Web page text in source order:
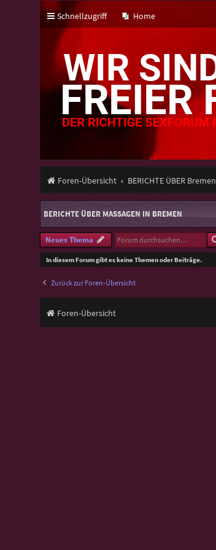
Schnellzugriff Home
Foren-Übersicht BERICHTE ÜBER Bremen
BERICHTE ÜBER MASSAGEN IN BREMEN
Neues Thema
In diesem Forum gibt es keine Themen oder Beiträge.
Zurück zur Foren-Übersicht
Foren-Übersicht